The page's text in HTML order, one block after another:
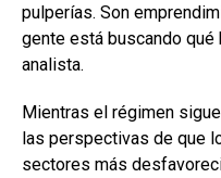
pulperías. Son
gente está buscando qué
analista.
Mientras el régimen
las perspectivas de que
sectores más